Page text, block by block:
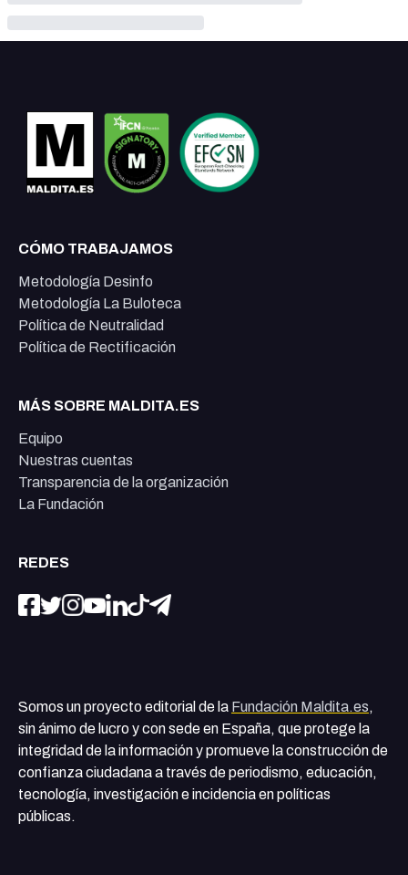
CÓMO TRABAJAMOS
Metodología Desinfo
Metodología La Buloteca
Política de Neutralidad
Política de Rectificación
MÁS SOBRE MALDITA.ES
Equipo
Nuestras cuentas
Transparencia de la organización
La Fundación
REDES
Somos un proyecto editorial de la Fundación Maldita.es,
sin ánimo de lucro y con sede en España, que protege la
integridad de la información y promueve la construcción de
confianza ciudadana a través de periodismo, educación,
tecnología, investigación e incidencia en políticas
públicas.